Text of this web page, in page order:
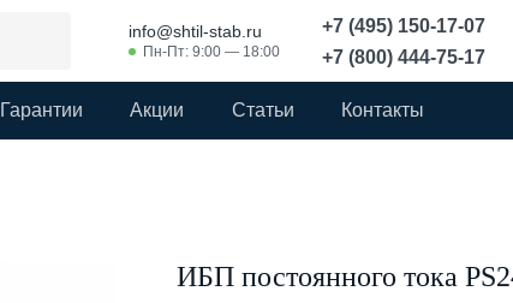
+7 (495) 150-17-07
info@shtil-stab.ru
Пн-Пт: 9:00 — 18:00 +7 (800) 444-75-17
Гарантии Акции Статьи Контакты
ИБП постоянного тока